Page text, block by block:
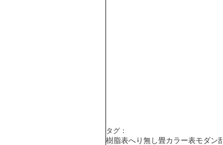
タグ：
樹脂表へり無し畳カラー表モダン